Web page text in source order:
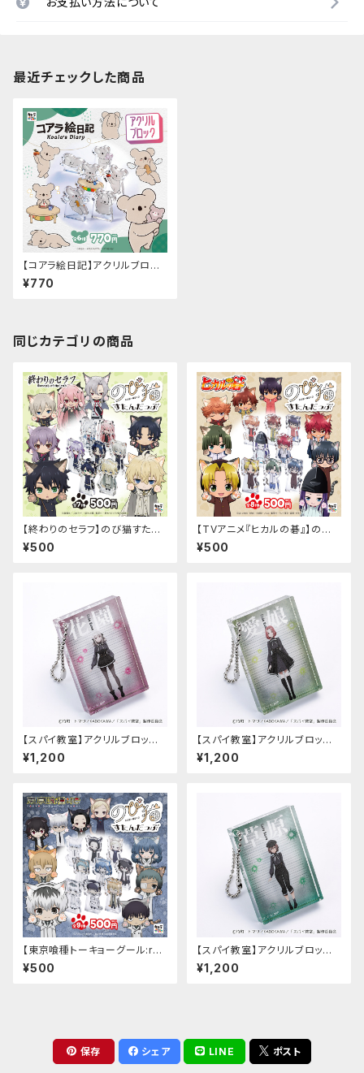
最近チェックした商品
【コアラ絵日記】アクリルブロッ
ク
¥770
同じカテゴリの商品
【終わりのセラフ】のび猫すたん
だっぷ
¥500
【TVアニメ『ヒカルの碁』】のび
猫すたんだっぷ
¥500
【スパイ教室】アクリルブロック
キーホルダー（リリィ）
¥1,200
【スパイ教室】アクリルブロック
キーホルダー（グレーテ）
¥1,200
【東京喰種トーキョーグール:re】
のび猫すたんだっぷ
¥500
【スパイ教室】アクリルブロック
キーホルダー（サラ）
¥1,200
保存 シェア LINE ポスト